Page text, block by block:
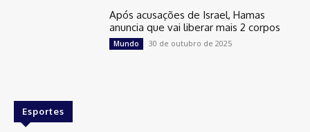
Após acusações de Israel, Hamas
anuncia que vai liberar mais 2 corpos
Mundo 30 de outubro de 2025
Esportes